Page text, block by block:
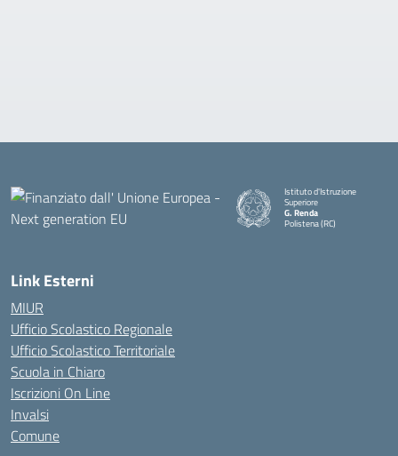
Istituto d'Istruzione
Superiore
G. Renda
Polistena (RC)
Link Esterni
MIUR
Ufficio Scolastico Regionale
Ufficio Scolastico Territoriale
Scuola in Chiaro
Iscrizioni On Line
Invalsi
Comune